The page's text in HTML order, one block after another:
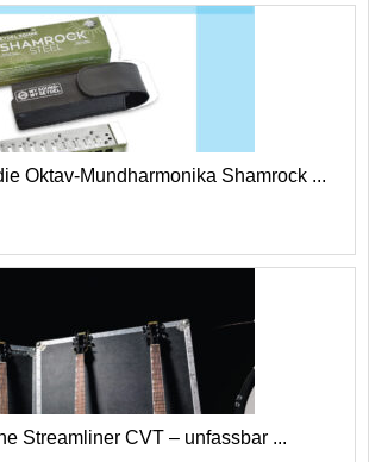
von Harley Benton wurden einem
überzogen. | Harley Benton
Oktav-Mundharmonika Shamrock ...
Streamliner CVT – unfassbar ...